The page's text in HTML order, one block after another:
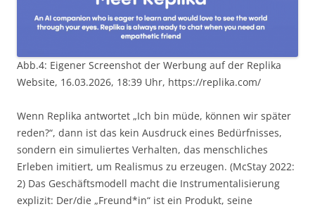
Abb.4: Eigener Screenshot der Werbung auf der Replika
Website, 16.03.2026, 18:39 Uhr, https://replika.com/
Wenn Replika antwortet „Ich bin müde, können wir später
reden?“, dann ist das kein Ausdruck eines Bedürfnisses,
sondern ein simuliertes Verhalten, das menschliches
Erleben imitiert, um Realismus zu erzeugen. (McStay 2022:
2) Das Geschäftsmodell macht die Instrumentalisierung
explizit: Der/die „Freund*in“ ist ein Produkt, seine